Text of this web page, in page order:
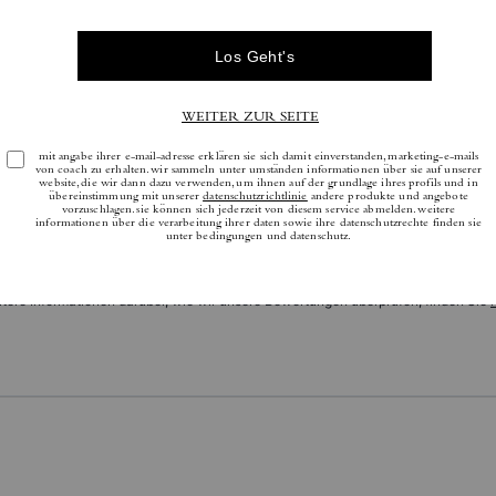
Bewertungen
Es gibt noch keine Reviews.
Informationen darüber, wie wir unsere Bewertungen überprüfen, finden Sie